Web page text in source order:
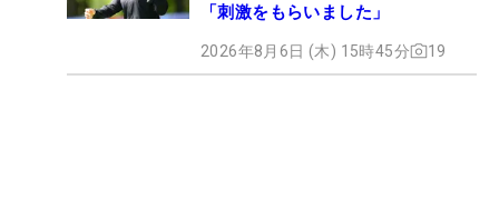
「刺激をもらいました」
2026年8月6日 (木) 15時45分 19